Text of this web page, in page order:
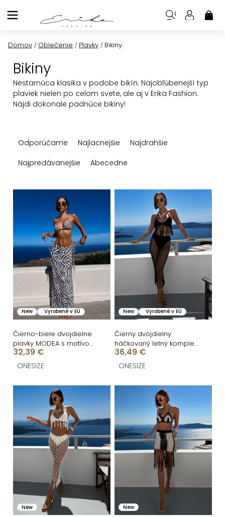
na
Domov / Oblečenie / Plavky / Bikiny
Bikiny
Nestarnúca klasika v podobe bikín. Najobľúbenejší typ
plaviek nielen po celom svete, ale aj v Erika Fashion.
Nájdi dokonale padnúce bikiny!
a
d
n
i
e
p
r
o
u
k
t
o
v
Odporúčame Najlacnejšie
Najdrahšie
Najpredávanejšie
Abecedne
ý
p
i
s
p
o
d
u
k
o
v
New Vyrobené v EÚ
Čierno-biele dvojdielne
plavky MODEA s motívom
zebra
32,39 €
ONESIZE
New Vyrobené v EÚ
Čierny dvojdielny
háčkovaný letný komplet
cez plavky TESSARO
36,49 €
ONESIZE
New New